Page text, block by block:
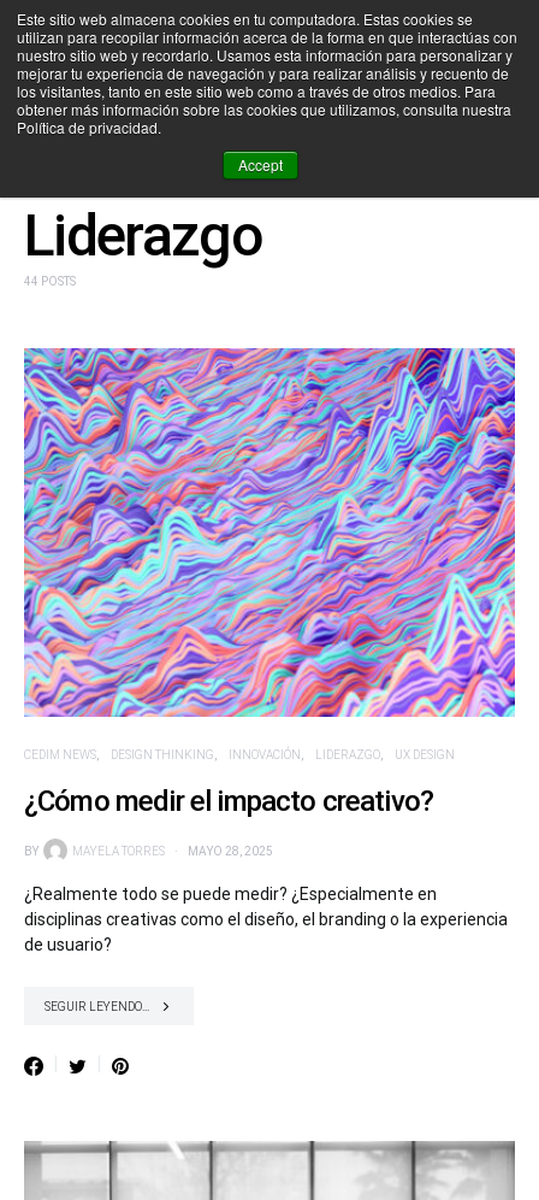
Este sitio web almacena cookies en tu computadora. Estas cookies se
utilizan para recopilar información acerca de la forma en que interactúas con
nuestro sitio web y recordarlo. Usamos esta información para personalizar y
mejorar tu experiencia de navegación y para realizar análisis y recuento de
los visitantes, tanto en este sitio web como a través de otros medios. Para
obtener más información sobre las cookies que utilizamos, consulta nuestra
Política de privacidad.
Accept
SEARCH FOR:
Liderazgo
44 POSTS
CEDIM NEWS DESIGN THINKING INNOVACIÓN LIDERAZGO UX DESIGN
¿Cómo medir el impacto creativo?
BY MAYELA TORRES MAYO 28, 2025
¿Realmente todo se puede medir? ¿Especialmente en
disciplinas creativas como el diseño, el branding o la experiencia
de usuario?
SEGUIR LEYENDO...